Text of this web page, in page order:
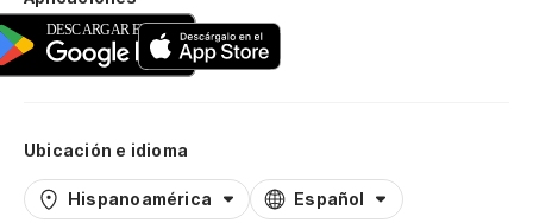
Ubicación e idioma
Hispanoamérica Español